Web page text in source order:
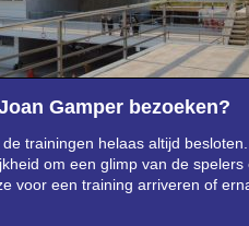
Gamper bezoeken?
trainingen helaas altijd
om een glimp van de spelers
voor een training arriveren of